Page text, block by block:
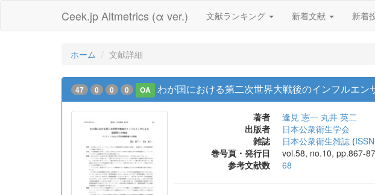
Ceek.jp Altmetrics (α ver.) 文献ランキング 新着文献 新着
ホーム 文献詳細
47 0 0 0 OA わが国における第二次世界大戦後のインフルエ
著者 逢見 憲一 丸井 英二
出版者
日本公衆衛生学会
雑誌
日本公衆衛生雑誌 (
巻号頁・発行日
vol.58, no.10, pp.867-
参考文献数
68